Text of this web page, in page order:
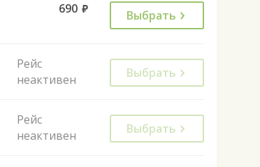
690 руб. Выбрать
Рейс
неактивен
Выбрать
Рейс
неактивен
Выбрать